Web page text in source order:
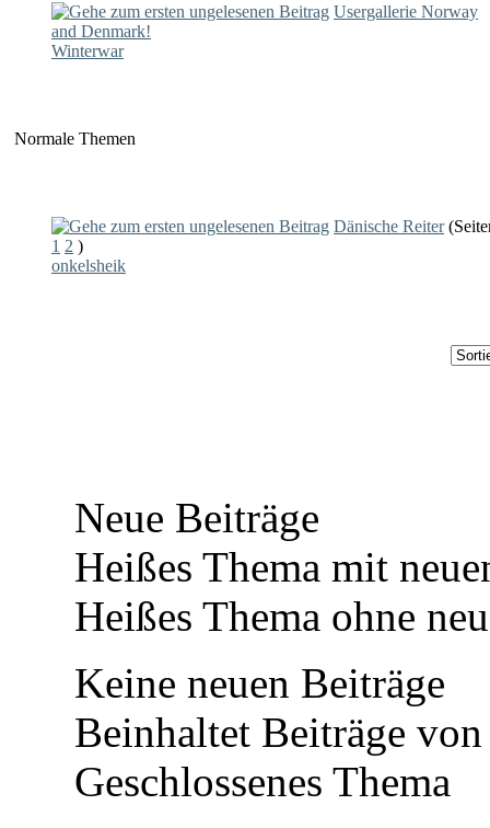
Usergallerie Norway
and Denmark!
Winterwar
Normale Themen
Dänische Reiter
1 2 )
onkelsheik
Neue Beiträge
Heißes Thema mit
Heißes Thema ohne
Keine neuen Beiträge
Beinhaltet Beiträge
Geschlossenes Thema